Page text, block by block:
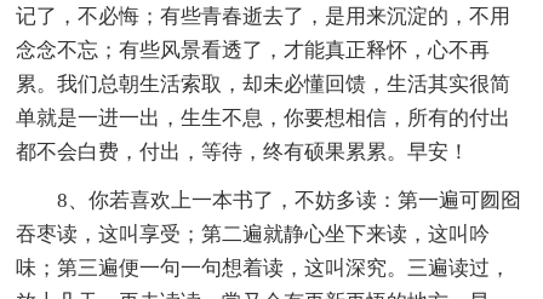
记了，不必悔；有些青春逝去了，是用来沉淀的，不用
念念不忘；有些风景看透了，才能真正释怀，心不再
累。我们总朝生活索取，却未必懂回馈，生活其实很简
单就是一进一出，生生不息，你要想相信，所有的付出
都不会白费，付出，等待，终有硕果累累。早安！
8、你若喜欢上一本书了，不妨多读：第一遍可囫囵
吞枣读，这叫享受；第二遍就静心坐下来读，这叫吟
味；第三遍便一句一句想着读，这叫深究。三遍读过，